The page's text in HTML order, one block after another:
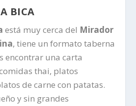
BICA
está muy cerca del Mirador
, tiene un formato taberna
encontrar una carta
thai, platos
de carne con patatas.
y sin grandes